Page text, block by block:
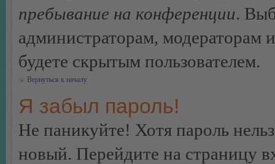
пребывание на конференции.
администраторам, модераторам
будете скрытым пользователем.
Вернуться к началу
Я забыл пароль!
Не паникуйте! Хотя пароль
новый. Перейдите на страницу